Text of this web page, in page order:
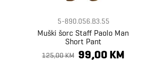
5-890.056.B3.55
Muški šorc Staff Paolo Man
Short Pant
125,00 KM 99,00 KM